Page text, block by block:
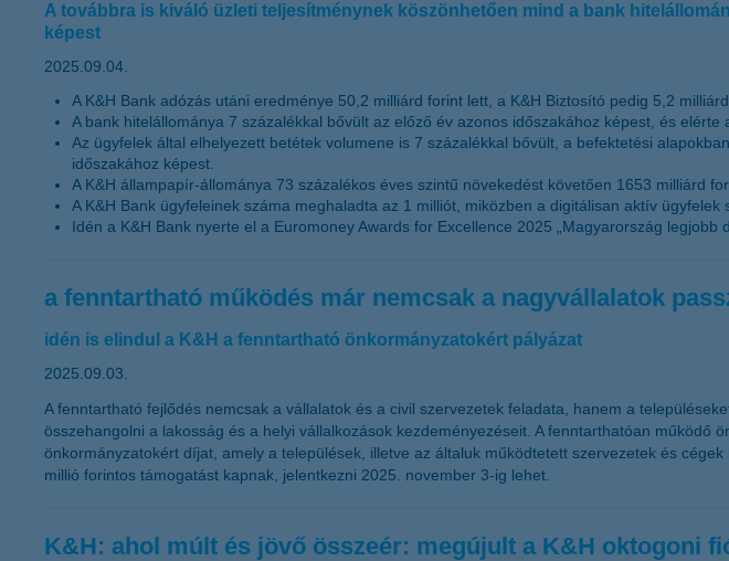
A továbbra is kiváló üzleti teljesítménynek köszönhetően mind a bank
képest
2025.09.04.
A K&H Bank adózás utáni eredménye 50,2 milliárd forint lett, a K&H Biztosító pedig 5,2
A bank hitelállománya 7 százalékkal bővült az előző év azonos időszakához képest, és elérte
Az ügyfelek által elhelyezett betétek volumene is 7 százalékkal bővült, a befektetési
időszakához képest.
A K&H állampapír-állománya 73 százalékos éves szintű növekedést követően 1653 milliárd
A K&H Bank ügyfeleinek száma meghaladta az 1 milliót, miközben a digitálisan aktív ügyfelek
Idén a K&H Bank nyerte el a Euromoney Awards for Excellence 2025 „Magyarország
a fenntartható működés már nemcsak a nagyvállalatok
idén is elindul a K&H a fenntartható önkormányzatokért pályázat
2025.09.03.
A fenntartható fejlődés nemcsak a vállalatok és a civil szervezetek feladata, hanem a
összehangolni a lakosság és a helyi vállalkozások kezdeményezéseit. A fenntarthatóan
önkormányzatokért díjat, amely a települések, illetve az általuk működtetett szervezetek és
millió forintos támogatást kapnak, jelentkezni 2025. november 3-ig lehet.
K&H: ahol múlt és jövő összeér: megújult a K&H oktogoni